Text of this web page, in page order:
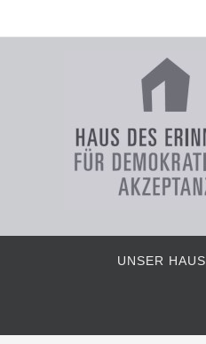
Inhalt
UNSER HAUS